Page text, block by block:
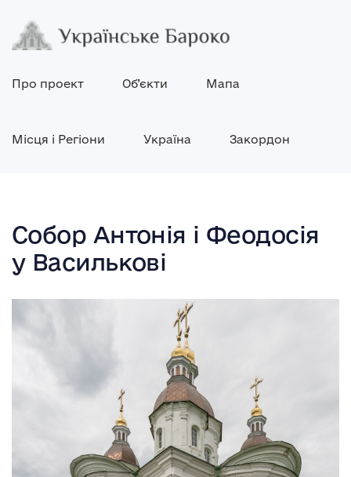
Про проект Об’єкти Мапа
Місця і Регіони Україна Закордон
Собор Антонія і Феодосія
у Василькові